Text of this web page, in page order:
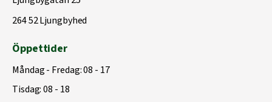
264 52 Ljungbyhed
Öppettider
Måndag - Fredag: 08 - 17
Tisdag: 08 - 18